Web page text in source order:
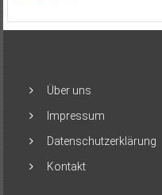
Über uns
Impressum
Datenschutzerklärung
Kontakt